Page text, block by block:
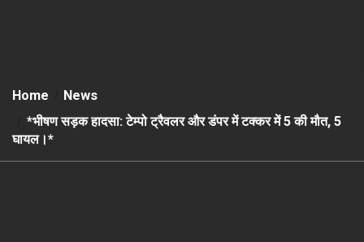
Home
News
*भीषण सड़क हादसा: टेम्पो ट्रैवलर और डंपर में टक्कर में 5 की मौत, 5
घायल।*